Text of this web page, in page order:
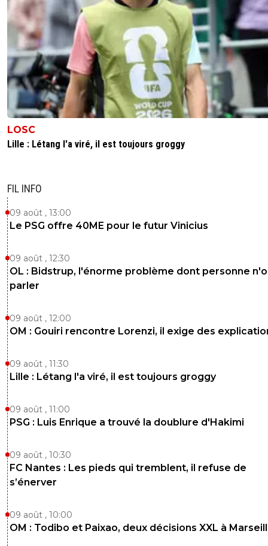
LOSC
Lille : Létang l'a viré, il est toujours groggy
FIL INFO
09 août , 13:00
Le PSG offre 40ME pour le futur Vinicius
09 août , 12:30
OL : Bidstrup, l'énorme problème dont personne
parler
09 août , 12:00
OM : Gouiri rencontre Lorenzi, il exige des
09 août , 11:30
Lille : Létang l'a viré, il est toujours groggy
09 août , 11:00
PSG : Luis Enrique a trouvé la doublure d'Hakimi
09 août , 10:30
FC Nantes : Les pieds qui tremblent, il refuse de
s’énerver
09 août , 10:00
OM : Todibo et Paixao, deux décisions XXL à